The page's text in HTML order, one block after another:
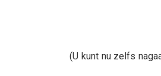
(U kunt nu zelfs